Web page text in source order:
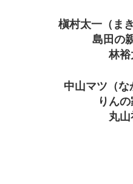
槇村太一（ま
島田の
林裕
中山マツ（
りん
丸